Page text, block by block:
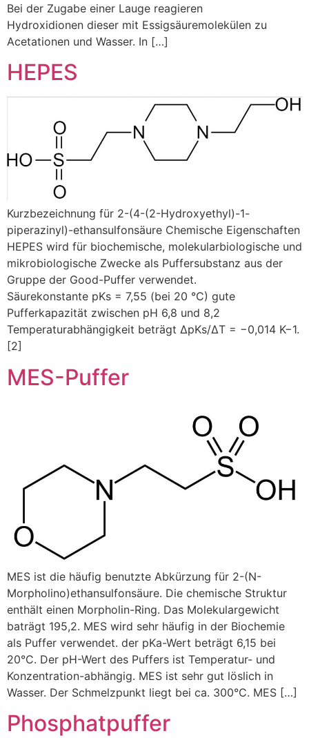
Bei der Zugabe einer Lauge reagieren
Hydroxidionen dieser mit Essigsäuremolekülen zu
Acetationen und Wasser. In […]
HEPES
Kurzbezeichnung für 2-(4-(2-Hydroxyethyl)-1-
piperazinyl)-ethansulfonsäure Chemische Eigenschaften
HEPES wird für biochemische, molekularbiologische und
mikrobiologische Zwecke als Puffersubstanz aus der
Gruppe der Good-Puffer verwendet.
Säurekonstante pKs = 7,55 (bei 20 °C) gute
Pufferkapazität zwischen pH 6,8 und 8,2
Temperaturabhängigkeit beträgt ΔpKs/ΔT = −0,014 K−1.
[2]
MES-Puffer
MES ist die häufig benutzte Abkürzung für 2-(N-
Morpholino)ethansulfonsäure. Die chemische Struktur
enthält einen Morpholin-Ring. Das Molekulargewicht
baträgt 195,2. MES wird sehr häufig in der Biochemie
als Puffer verwendet. der pKa-Wert beträgt 6,15 bei
20°C. Der pH-Wert des Puffers ist Temperatur- und
Konzentration-abhängig. MES ist sehr gut löslich in
Wasser. Der Schmelzpunkt liegt bei ca. 300°C. MES […]
Phosphatpuffer